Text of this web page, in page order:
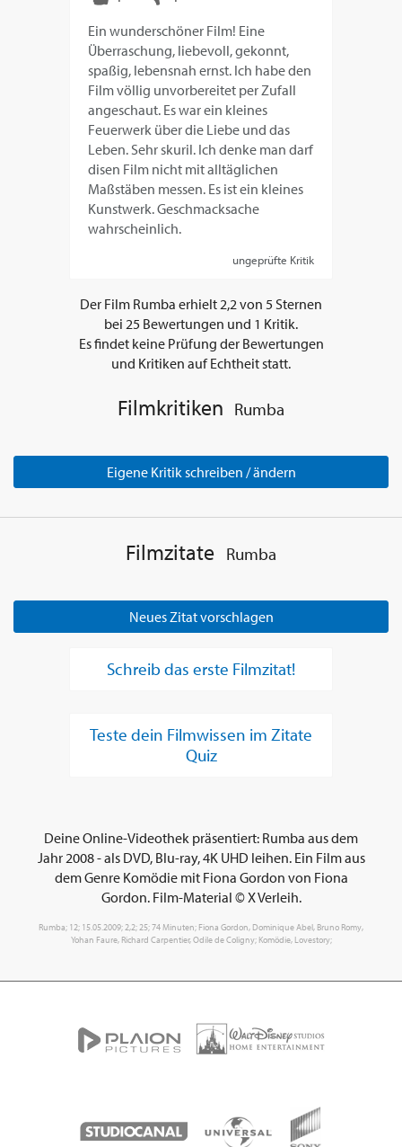
Ein wunderschöner Film! Eine
Überraschung, liebevoll, gekonnt,
spaßig, lebensnah ernst. Ich habe den
Film völlig unvorbereitet per Zufall
angeschaut. Es war ein kleines
Feuerwerk über die Liebe und das
Leben. Sehr skuril. Ich denke man darf
disen Film nicht mit alltäglichen
Maßstäben messen. Es ist ein kleines
Kunstwerk. Geschmacksache
wahrscheinlich.
ungeprüfte Kritik
Der Film Rumba erhielt2,2von 5Sternen
bei 25 Bewertungen und 1 Kritik.
Es findet keine Prüfung der Bewertungen
und Kritiken auf Echtheit statt.
Filmkritiken Rumba
Eigene Kritik schreiben / ändern
Filmzitate Rumba
Neues Zitat vorschlagen
Schreib das erste Filmzitat!
Teste dein Filmwissen im Zitate
Quiz
Deine Online-Videothek präsentiert: Rumba aus dem
Jahr 2008 - als DVD, Blu-ray, 4K UHD leihen. Ein Film aus
dem Genre Komödie mit Fiona Gordon von Fiona
Gordon. Film-Material © X Verleih.
Rumba; 12; 15.05.2009; 2,2; 25; 74 Minuten; Fiona Gordon, Dominique Abel, Bruno Romy,
Yohan Faure, Richard Carpentier, Odile de Coligny; Komödie, Lovestory;